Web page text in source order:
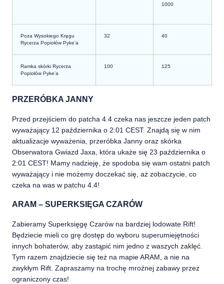
1000
Poza Wysokiego Kręgu
Rycerza Popiołów Pyke’a
32 40
Ramka skórki Rycerza
Popiołów Pyke’a
100 125
PRZERÓBKA JANNY
Przed przejściem do patcha 4.4 czeka nas jeszcze jeden patch
wyważający 12 października o 2:01 CEST. Znajdą się w nim
aktualizacje wyważenia, przeróbka Janny oraz skórka
Obserwatora Gwiazd Jaxa, która ukaże się 23 października o
2:01 CEST! Mamy nadzieję, że spodoba się wam ostatni patch
wyważający i nie możemy doczekać się, aż zobaczycie, co
czeka na was w patchu 4.4!
ARAM – SUPERKSIĘGA CZARÓW
Zabieramy Superksięgę Czarów na bardziej lodowate Rift!
Będziecie mieli co grę dostęp do wyboru superumiejętności
innych bohaterów, aby zastąpić nim jedno z waszych zaklęć.
Tym razem znajdziecie się też na mapie ARAM, a nie na
zwykłym Rift. Zapraszamy na trochę mroźnej zabawy przez
ograniczony czas!